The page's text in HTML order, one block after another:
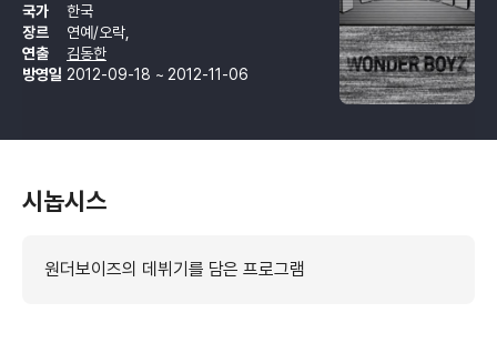
국가
한국
장르
연예/오락,
연출
김동한
방영일 2012-09-18 ~ 2012-11-06
시놉시스
원더보이즈의 데뷔기를 담은 프로그램